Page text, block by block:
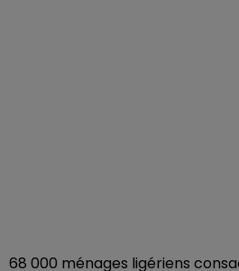
68 000 ménages ligériens